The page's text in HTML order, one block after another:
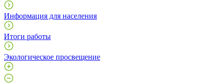
Информация для населения
Итоги работы
Экологическое просвещение